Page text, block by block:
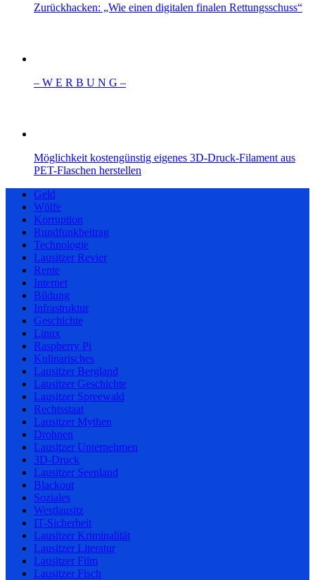
Zurückhacken: „Wie einen digitalen finalen Rettungsschuss“
– W Ε R Β U Ν G –
Möglichkeit kostengünstig eigenes 3D-Druck-Filament aus
PET-Flaschen herstellen
Geld
Wölfe
Korruption
Rundfunkbeitrag
Technologie
Lausitzer Revier
Rente
Internet
Bildung
Infrastruktur
Geschichte
Linux
Raspberry Pi
Kulinarisches
Lausitzer Bergland
Lausitzer Geschichte
Lausitzer Spreewald
Rechtsstaat
Lausitzer Mythen
Drohnen
Lausitzer Unternehmen
3D-Druck
Lausitzer Seenland
Blackout
Soziales
Westlausitz
IT-Sicherheit
Lausitzer Kriminalität
Lausitzer Literatur
Lausitzer Film
Lausitzer Fisch